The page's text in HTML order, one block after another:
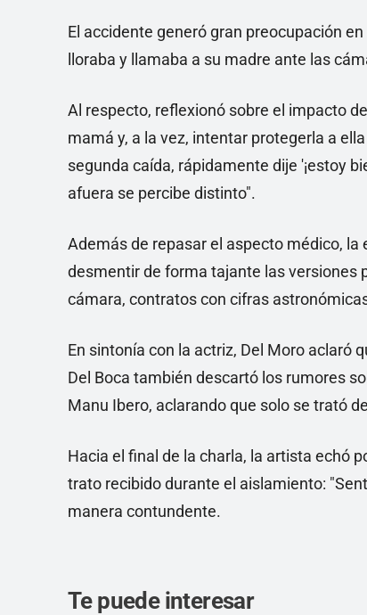
El accidente generó gran preocupación
lloraba y llamaba a su madre ante las
Al respecto, reflexionó sobre el impacto
mamá y, a la vez, intentar protegerla a
segunda caída, rápidamente dije '¡estoy
afuera se percibe distinto".
Además de repasar el aspecto médico,
desmentir de forma tajante las versiones
cámara, contratos con cifras
En sintonía con la actriz, Del Moro aclaró
Del Boca también descartó los rumores
Manu Ibero, aclarando que solo se trató
Hacia el final de la charla, la artista echó
trato recibido durante el aislamiento:
manera contundente.
Te puede interesar